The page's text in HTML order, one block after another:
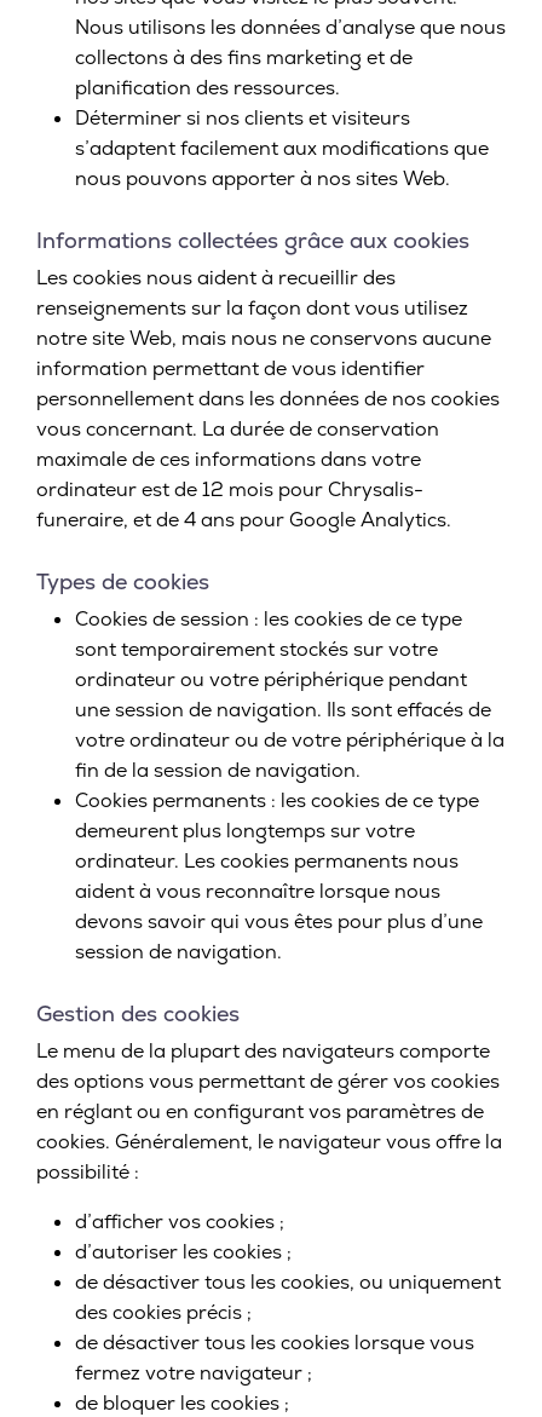
Nous utilisons les données d’analyse que nous
collectons à des fins marketing et de
planification des ressources.
Déterminer si nos clients et visiteurs
s’adaptent facilement aux modifications que
nous pouvons apporter à nos sites Web.
Informations collectées grâce aux cookies
Les cookies nous aident à recueillir des
renseignements sur la façon dont vous utilisez
notre site Web, mais nous ne conservons aucune
information permettant de vous identifier
personnellement dans les données de nos cookies
vous concernant. La durée de conservation
maximale de ces informations dans votre
ordinateur est de 12 mois pour Chrysalis-
funeraire, et de 4 ans pour Google Analytics.
Types de cookies
Cookies de session : les cookies de ce type
sont temporairement stockés sur votre
ordinateur ou votre périphérique pendant
une session de navigation. Ils sont effacés de
votre ordinateur ou de votre périphérique à la
fin de la session de navigation.
Cookies permanents : les cookies de ce type
demeurent plus longtemps sur votre
ordinateur. Les cookies permanents nous
aident à vous reconnaître lorsque nous
devons savoir qui vous êtes pour plus d’une
session de navigation.
Gestion des cookies
Le menu de la plupart des navigateurs comporte
des options vous permettant de gérer vos cookies
en réglant ou en configurant vos paramètres de
cookies. Généralement, le navigateur vous offre la
possibilité :
d’afficher vos cookies ;
d’autoriser les cookies ;
de désactiver tous les cookies, ou uniquement
des cookies précis ;
de désactiver tous les cookies lorsque vous
fermez votre navigateur ;
de bloquer les cookies ;